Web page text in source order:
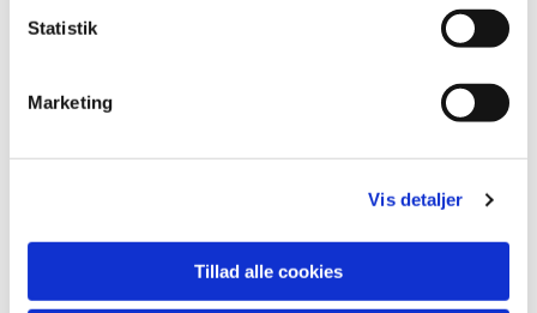
Statistik
Marketing
Vis detaljer
Tillad alle cookies